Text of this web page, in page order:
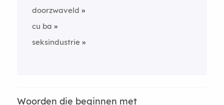
doorzwaveld
cu ba
seksindustrie
Woorden die beginnen met